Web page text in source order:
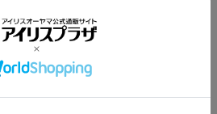
・飲料おすすめ ▼